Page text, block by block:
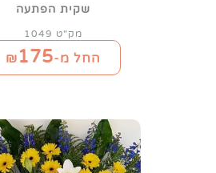
שקית הפתעה
מק"ט 1049
החל מ-₪175